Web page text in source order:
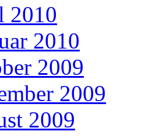
2010
2010
2009
2009
2009